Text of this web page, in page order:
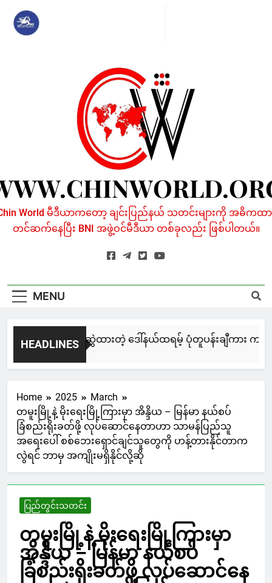
content
World မီဒီယာကတော့ ချင်းပြည်နယ် သတင်းများကို အဓိကထာ
တင်ဆက်နေပြီး BNI အဖွဲ့ဝင်မီဒီယာ တစ်ခုလည်း ဖြစ်ပါတယ်။
MENU
HEADLINES
မြင်းချေးနဲ့ ရေးဆွဲထားတဲ့ ဒေါ်နယ်ထရမ့် ပုံတူပန်းချီကား ကနေဒ
3 Days Ago
Home 2025
March
တမူးမြို့နဲ့ မိုးရေးမြို့ကြားမှာ အိန္ဒိယ – မြန်မာ နယ်စပ်
ခြံစည်းရိုးခတ်ဖို့ လုပ်ဆောင်နေတာဟာ သာမန်ပြည်သူ
အရေးပေါ် စစ်ဘေးရှောင်ချင်သူတွေကို ဟန့်တားနိုင်တာက
လွဲရင် ဘာမှ အကျိုးမရှိနိုင်လို့ဆို
ပြည်တွင်းသတင်း
တမူးမြို့နဲ့ မိုးရေးမြို့ကြားမှာ
အိန္ဒိယ – မြန်မာ နယ်စပ်
ခြံစည်းရိုးခတ်ဖို့ လုပ်ဆောင်နေ